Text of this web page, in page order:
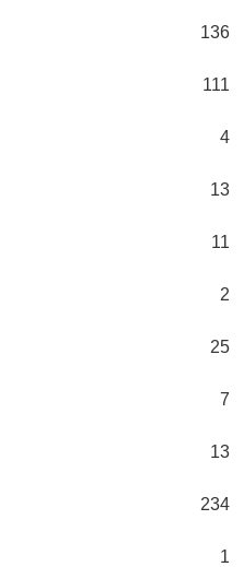
136
111
4
13
11
2
25
7
13
234
1